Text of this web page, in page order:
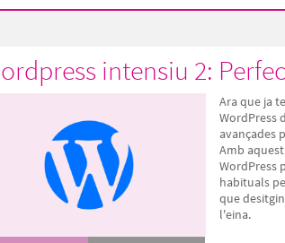
intensiu 2:
Ara que ja
WordPress
avançades
Amb
WordPress
habituals
que
l'eina.